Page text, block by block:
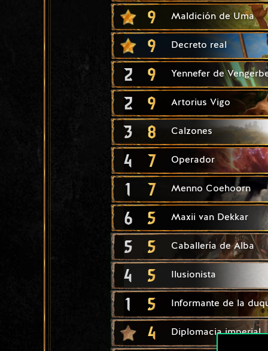
9 Maldición de Uma
9 Decreto real
2 9 Yennefer de
2 9 Artorius Vigo
3 8 Calzones
4 7 Operador
1 7 Menno Coehoorn
6 5 Maxii van Dekkar
5 5 Caballería de Alba
4 5 Ilusionista
1 5 Informante de la
4 Diplomacia imperial